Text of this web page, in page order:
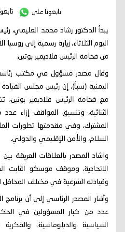
تابعونا على
يبدأ الدكتور رشاد محمد العليمي،
اليوم الثلاثاء، زيارة رسمية إلى روسيا
من فخامة الرئيس فلاديمير بوتين.
وقال مصدر مسؤول في مكتب رئاسة
اليمنية (سبأ)، إن رئيس مجلس
مع فخامة الرئيس فلاديمير بوتين،
الثنائية، وتنسيق المواقف إزاء
المشترك، وفي مقدمتها تطورات
السلام، والأمن الإقليمي والدولي.
واشاد المصدر بالعلاقات العريقة بين
الاتحادية، وموقف موسكو الثابت
وقيادته الشرعية في مختلف المحافل
وأشار المصدر الرئاسي إلى أن برنامج
عدد من كبار المسؤولين في
السياسية والدبلوماسية،